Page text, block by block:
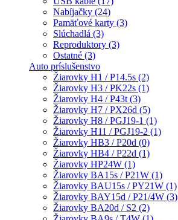
Nabíjačky (24)
Pamäťové karty (3)
Slúchadlá (3)
Reproduktory (3)
Ostatné (3)
Auto príslušenstvo
Žiarovky H1 / P14.5s (2)
Žiarovky H3 / PK22s (1)
Žiarovky H4 / P43t (3)
Žiarovky H7 / PX26d (5)
Žiarovky H8 / PGJ19-1 (1)
Žiarovky H11 / PGJ19-2 (1)
Žiarovky HB3 / P20d (0)
Žiarovky HB4 / P22d (1)
Žiarovky HP24W (1)
Žiarovky BA15s / P21W (1)
Žiarovky BAU15s / PY21W (1)
Žiarovky BAY15d / P21/4W (3)
Žiarovky BA20d / S2 (2)